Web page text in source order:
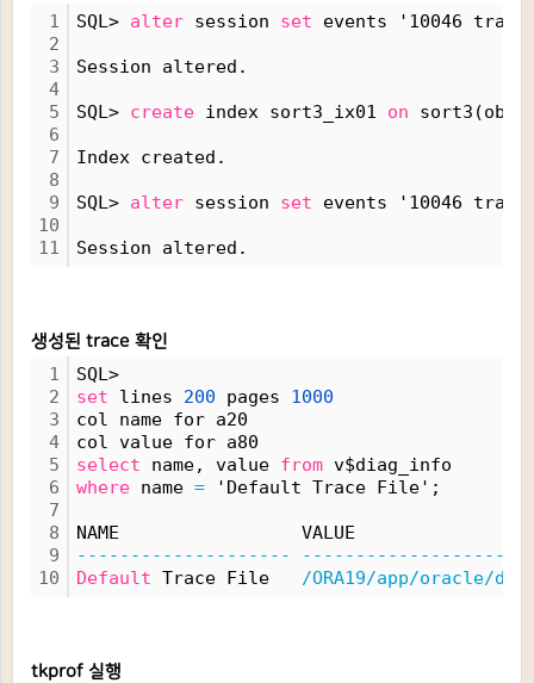
1
2
3
4
5
6
7
8
9
10
11
SQL> alter session set events '10046
Session altered.
SQL> create index sort3_ix01 on
Index created.
SQL> alter session set events '10046
Session altered.
생성된 trace 확인
1
2
3
4
5
6
7
8
9
10
SQL>
set lines 200 pages 1000
col name for a20
col value for a80
select name, value from v$diag_info
where name = 'Default Trace File';
NAME                 VALUE
--------------------
Default Trace File /ORA19/app/oracle/
tkprof 실행